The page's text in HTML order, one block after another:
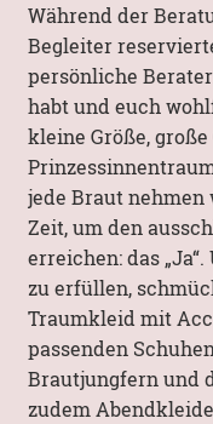
Während der
Begleiter
persönliche
habt und euch
kleine Größe,
jede Braut nehmen
Zeit, um den
erreichen: das
zu erfüllen,
Traumkleid mit
passenden
Brautjungfern und
zudem